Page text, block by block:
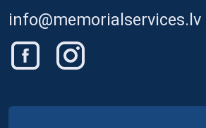
info@memorialservices.lv